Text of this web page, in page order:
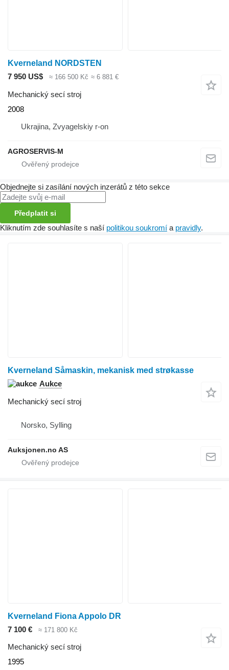
Kverneland NORDSTEN
7 950 US$
≈ 166 500 Kč ≈ 6 881 €
Mechanický secí stroj
2008
Ukrajina, Zvyagelskiy r-on
AGROSERVIS-M
Objednejte si zasílání nových inzerátů z této sekce
Předplatit si
Kliknutím zde souhlasíte s naší politikou soukromí a pravidly.
Kverneland Såmaskin, mekanisk med strøkasse
Aukce
Mechanický secí stroj
Norsko, Sylling
Auksjonen.no AS
Kverneland Fiona Appolo DR
7 100 €
≈ 171 800 Kč
Mechanický secí stroj
1995